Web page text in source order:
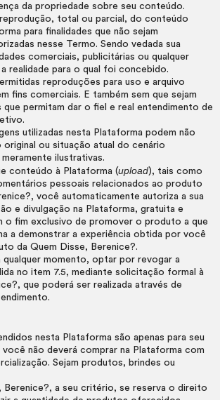
da propriedade sobre seu conteúdo.
total ou parcial, do conteúdo
para finalidades que não sejam
nesse Termo. Sendo vedada sua
comerciais, publicitárias ou qualquer
realidade para o qual foi concebido.
reproduções para uso e arquivo
fins comerciais. E também sem que sejam
que permitam dar o fiel e real entendimento de
utilizadas nesta Plataforma podem não
original ou situação atual do cenário
ilustrativas.
conteúdo à Plataforma (upload), tais como
pessoais relacionados ao produto
você automaticamente autoriza a sua
e divulgação na Plataforma, gratuita e
o fim exclusivo de promover o produto a que
a demonstrar a experiência obtida por você
da Quem Disse, Berenice?.
qualquer momento, optar por revogar a
no item 7.5, mediante solicitação formal à
que poderá ser realizada através de
nesta Plataforma são apenas para seu
você não deverá comprar na Plataforma com
Sejam produtos, brindes ou
Berenice?, a seu critério, se reserva o direito